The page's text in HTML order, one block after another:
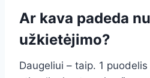
Ar kava padeda
užkietėjimo?
Daugeliui – taip. 1